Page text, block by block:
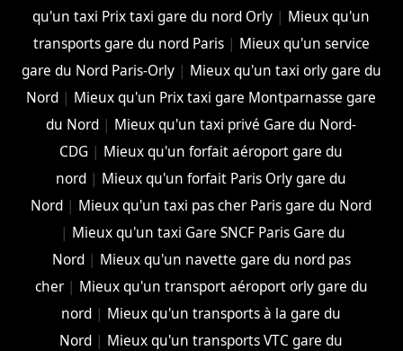
qu'un taxi Prix taxi gare du nord Orly | Mieux qu'un
transports gare du nord Paris| Mieux qu'un service
gare du Nord Paris-Orly| Mieux qu'un taxi orly gare du
Nord | Mieux qu'un Prix taxi gare Montparnasse gare
du Nord | Mieux qu'un taxi privé Gare du Nord-
CDG | Mieux qu'un forfait aéroport gare du
nord | Mieux qu'un forfait Paris Orly gare du
Nord | Mieux qu'un taxi pas cher Paris gare du Nord
| Mieux qu'un taxi Gare SNCF Paris Gare du
Nord| Mieux qu'un navette gare du nord pas
cher| Mieux qu'un transport aéroport orly gare du
nord | Mieux qu'un transports à la gare du
Nord | Mieux qu'un transports VTC gare du